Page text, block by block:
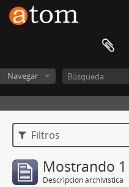
Navegar
Filtros
Mostrando
Descripción archivística